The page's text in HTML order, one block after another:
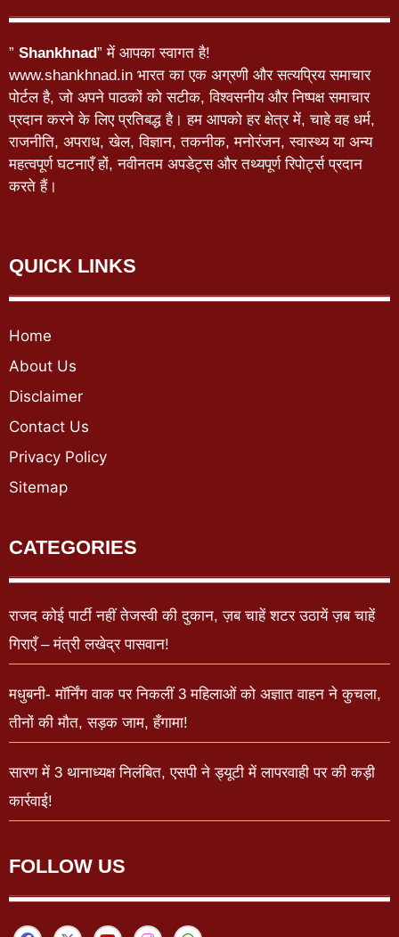
” Shankhnad” में आपका स्वागत है!
www.shankhnad.in भारत का एक अग्रणी और सत्यप्रिय समाचार
पोर्टल है, जो अपने पाठकों को सटीक, विश्वसनीय और निष्पक्ष समाचार
प्रदान करने के लिए प्रतिबद्ध है। हम आपको हर क्षेत्र में, चाहे वह धर्म,
राजनीति, अपराध, खेल, विज्ञान, तकनीक, मनोरंजन, स्वास्थ्य या अन्य
महत्वपूर्ण घटनाएँ हों, नवीनतम अपडेट्स और तथ्यपूर्ण रिपोर्ट्स प्रदान
करते हैं।
QUICK LINKS
Home
About Us
Disclaimer
Contact Us
Privacy Policy
Sitemap
CATEGORIES
राजद कोई पार्टी नहीं तेजस्वी की दुकान, ज़ब चाहें शटर उठायें ज़ब चाहें
गिराएँ – मंत्री लखेद्र पासवान!
मधुबनी- मॉर्निंग वाक पर निकलीं 3 महिलाओं को अज्ञात वाहन ने कुचला,
तीनों की मौत, सड़क जाम, हँगामा!
सारण में 3 थानाध्यक्ष निलंबित, एसपी ने ड्यूटी में लापरवाही पर की कड़ी
कार्रवाई!
FOLLOW US